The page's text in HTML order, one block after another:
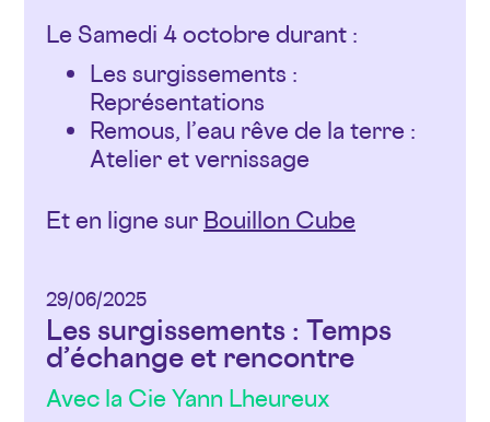
Le Samedi 4 octobre durant :
Les surgissements :
Représentations
Remous, l’eau rêve de la terre :
Atelier et vernissage
Et en ligne sur Bouillon Cube
29/06/2025
Les surgissements : Temps
d’échange et rencontre
Avec la Cie Yann Lheureux